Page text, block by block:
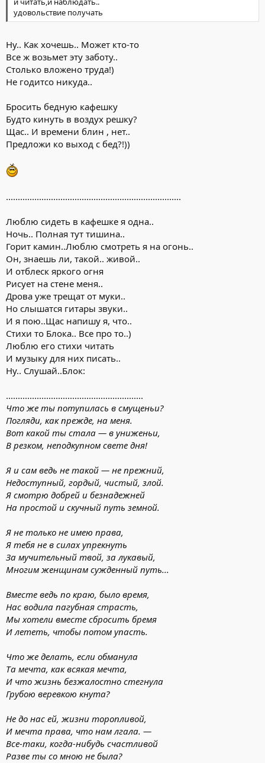
удовольствие получать
Ну.. Как хочешь.. Может кто-то
Все ж возьмет эту заботу..
Столько вложено труда!)
Не годитсо никуда..
Бросить бедную кафешку
Будто кинуть в воздух решку?
Щас.. И времени блин , нет..
Предложи ко выход с бед?!))
..........................................................................
Люблю сидеть в кафешке я одна..
Ночь.. Полная тут тишина..
Горит камин..Люблю смотреть я на огонь..
Он, знаешь ли, такой.. живой..
И отблеск яркого огня
Рисует на стене меня..
Дрова уже трещат от муки..
Но слышатся гитары звуки..
И я пою..Щас напишу я, что..
Стихи то Блока.. Все про то..)
Люблю его стихи читать
И музыку для них писать..
Ну.. Слушай..Блок:
..........................................................
Что же ты потупилась в смущеньи?
Погляди, как прежде, на меня.
Вот какой ты стала — в униженьи,
В резком, неподкупном свете дня!
Я и сам ведь не такой — не прежний,
Недоступный, гордый, чистый, злой.
Я смотрю добрей и безнадежней
На простой и скучный путь земной.
Я не только не имею права,
Я тебя не в силах упрекнуть
За мучительный твой, за лукавый,
Многим женщинам сужденный путь...
Вместе ведь по краю, было время,
Нас водила пагубная страсть,
Мы хотели вместе сбросить бремя
И лететь, чтобы потом упасть.
Что же делать, если обманула
Та мечта, как всякая мечта,
И что жизнь безжалостно стегнула
Грубою веревкою кнута?
Не до нас ей, жизни торопливой,
И мечта права, что нам лгала. —
Все-таки, когда-нибудь счастливой
Разве ты со мною не была?